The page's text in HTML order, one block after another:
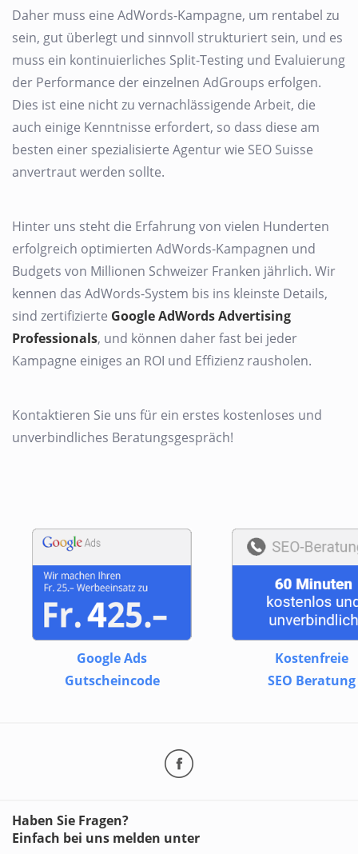
Daher muss eine AdWords-Kampagne, um rentabel zu
sein, gut überlegt und sinnvoll strukturiert sein, und es
muss ein kontinuierliches Split-Testing und Evaluierung
der Performance der einzelnen AdGroups erfolgen.
Dies ist eine nicht zu vernachlässigende Arbeit, die
auch einige Kenntnisse erfordert, so dass diese am
besten einer spezialisierte Agentur wie SEO Suisse
anvertraut werden sollte.
Hinter uns steht die Erfahrung von vielen Hunderten
erfolgreich optimierten AdWords-Kampagnen und
Budgets von Millionen Schweizer Franken jährlich. Wir
kennen das AdWords-System bis ins kleinste Details,
sind zertifizierte Google AdWords Advertising
Professionals, und können daher fast bei jeder
Kampagne einiges an ROI und Effizienz rausholen.
Kontaktieren Sie uns für ein erstes kostenloses und
unverbindliches Beratungsgespräch!
Google Ads
Gutscheincode
Kostenfreie
SEO Beratung
Haben Sie Fragen?
Einfach bei uns melden unter